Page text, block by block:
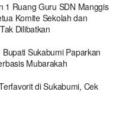
1 Ruang Guru SDN Manggis
Komite Sekolah dan
Dilibatkan
Sukabumi Paparkan
Mubarakah
di Sukabumi, Cek